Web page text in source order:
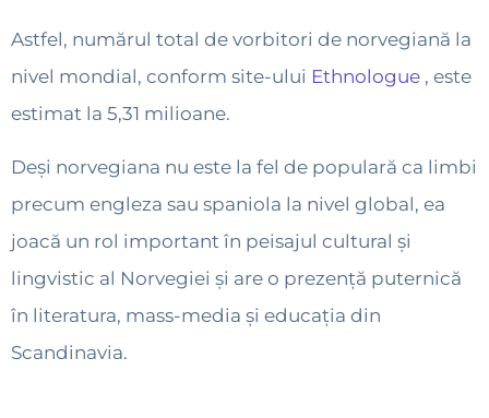
Astfel, numărul total de vorbitori de norvegiană la
nivel mondial, conform site-ului Ethnologue , este
estimat la 5,31 milioane.
Deși norvegiana nu este la fel de populară ca limbi
precum engleza sau spaniola la nivel global, ea
joacă un rol important în peisajul cultural și
lingvistic al Norvegiei și are o prezență puternică
în literatura, mass-media și educația din
Scandinavia.